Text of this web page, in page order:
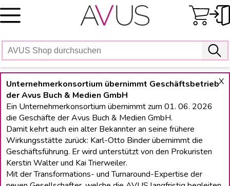
Skip
to
X
Unternehmerkonsortium übernimmt Geschäftsbetrieb
der Avus Buch & Medien GmbH
Ein Unternehmerkonsortium übernimmt zum 01. 06. 2026
die Geschäfte der Avus Buch & Medien GmbH.
Damit kehrt auch ein alter Bekannter an seine frühere
Wirkungsstätte zurück: Karl-Otto Binder übernimmt die
Geschäftsführung. Er wird unterstützt von den Prokuristen
Kerstin Walter und Kai Trierweiler.
Mit der Transformations- und Turnaround-Expertise der